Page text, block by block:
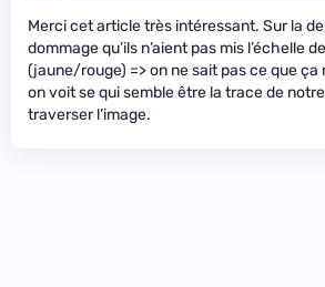
Merci cet article très intéressant. Sur la
dommage qu’ils n’aient pas mis l’échelle
(jaune/rouge) => on ne sait pas ce que ça
on voit se qui semble être la trace de
traverser l’image.